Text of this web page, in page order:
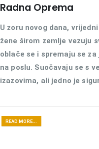
Radna Oprema
U zoru novog dana,
žene širom zemlje vezuju
oblače se i spremaju se za
na poslu. Suočavaju se s
izazovima, ali jedno je
READ MORE...